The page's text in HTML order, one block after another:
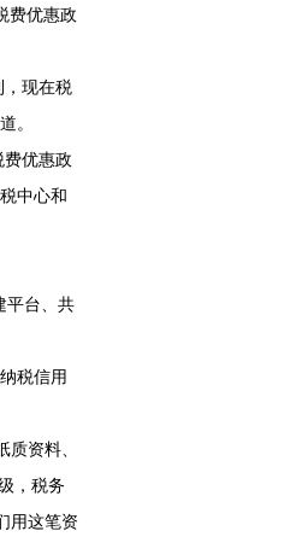
费优惠政
，现在税
。
费优惠政
中心和
平台、共
税信用
资料、
，税务
用这笔资